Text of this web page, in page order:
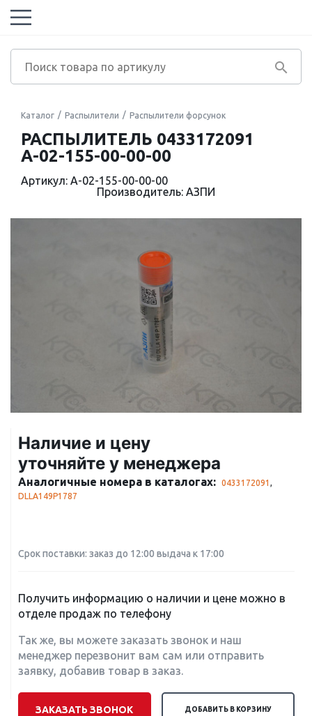
Каталог Распылители Распылители форсунок
РАСПЫЛИТЕЛЬ 0433172091
А-02-155-00-00-00
Артикул: А-02-155-00-00-00
Производитель: АЗПИ
Наличие и цену
уточняйте у менеджера
Аналогичные номера в каталогах: 0433172091 ,
DLLA149P1787
Срок поставки: заказ до 12:00 выдача к 17:00
Получить информацию о наличии и цене можно в
отделе продаж по телефону
Так же, вы можете заказать звонок и наш
менеджер перезвонит вам сам или отправить
заявку, добавив товар в заказ.
ЗАКАЗАТЬ ЗВОНОК ДОБАВИТЬ В КОРЗИНУ